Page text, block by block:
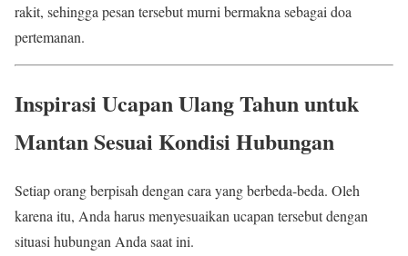
rakit, sehingga pesan tersebut murni bermakna sebagai doa
pertemanan.
Inspirasi Ucapan Ulang Tahun untuk
Mantan Sesuai Kondisi Hubungan
Setiap orang berpisah dengan cara yang berbeda-beda. Oleh
karena itu, Anda harus menyesuaikan ucapan tersebut dengan
situasi hubungan Anda saat ini.